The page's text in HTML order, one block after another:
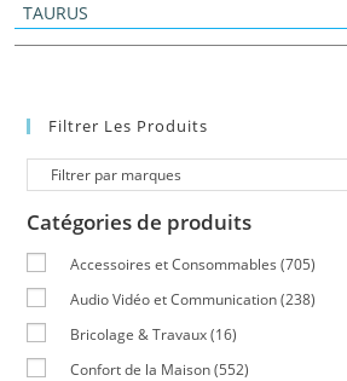
TAURUS
Filtrer Les Produits
Catégories de produits
Accessoires et Consommables (705)
Audio Vidéo et Communication (238)
Bricolage & Travaux (16)
Confort de la Maison (552)